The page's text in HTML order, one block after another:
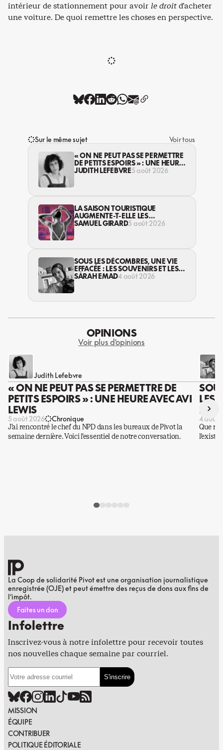
intérieur de stationnement pour avoir le droitd’acheter
une voiture. De quoi remettre les choses en perspective.
Sur le même sujet
Voir tous
« ON NE PEUT PAS SE PERMETTRE
DE PETITS ESPOIRS » : UNE HEURE
AVEC AVI LEWIS
JUDITH LEFEBVRE5 août 2026
LA SAISON TOURISTIQUE
AUGMENTE-T-ELLE LES
VIOLENCES CONTRE LES
SAMUEL GIRARD5 août 2026
SOUS LES DÉCOMBRES, UNE VIE
EFFACÉE : LES SOUVENIRS ET LES
RÊVES PERDUS DES HABITANT·ES
SARAH EMAD4 août 2026
OPINIONS
Voir plus d'opinions
Judith Lefebvre
« ON NE PEUT PAS SE PERMETTRE DE
PETITS ESPOIRS » : UNE HEURE AVEC AVI
LEWIS
5 août 2026 Chronique
J’ai rencontré le chef du NPD dans les bureaux de Pivot la
semaine dernière. Voici l’essentiel de notre conversation.
LES
DES
4 août
Que
›
La Coop de solidarité Pivot est une organisation journalistique
enregistrée (OJE) et peut émettre des reçus de dons aux fins de
l’impôt.
Faites un don
Infolettre
Inscrivez-vous à notre infolettre pour recevoir toutes
nos nouvelles chaque semaine par courriel.
MISSION
ÉQUIPE
CONTRIBUER
POLITIQUE ÉDITORIALE